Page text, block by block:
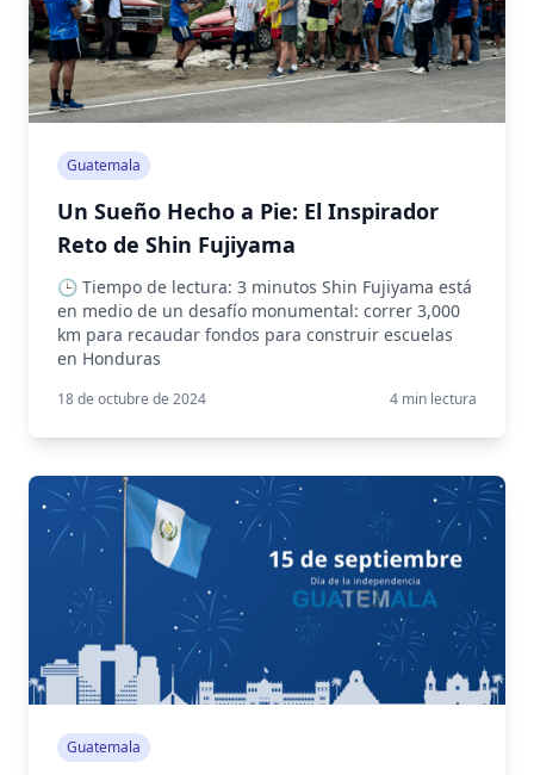
Guatemala
Un Sueño Hecho a Pie: El Inspirador
Reto de Shin Fujiyama
🕒 Tiempo de lectura: 3 minutos Shin Fujiyama está
en medio de un desafío monumental: correr 3,000
km para recaudar fondos para construir escuelas
en Honduras
18 de octubre de 2024 4 min lectura
Guatemala